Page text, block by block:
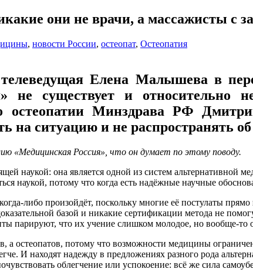
они не врачи, а массажисты
, новости России, остеопат, Остеопатия
Елена Малышева в
не существует и
остеопатии Минздрава РФ
на ситуацию и не распространять
«Медицинская Россия», что он думает по этому поводу.
наукой: она является одной из систем
наукой, потому что когда есть надёжные научные
либо произойдёт, поскольку многие её постулаты
базой и никакие сертификации метода не
парируют, что их учение слишком молодое, но вообще-то
остеопатов, потому что возможности медицины
И находят надежду в предложениях разного рода
облегчение или успокоение: всё же сила